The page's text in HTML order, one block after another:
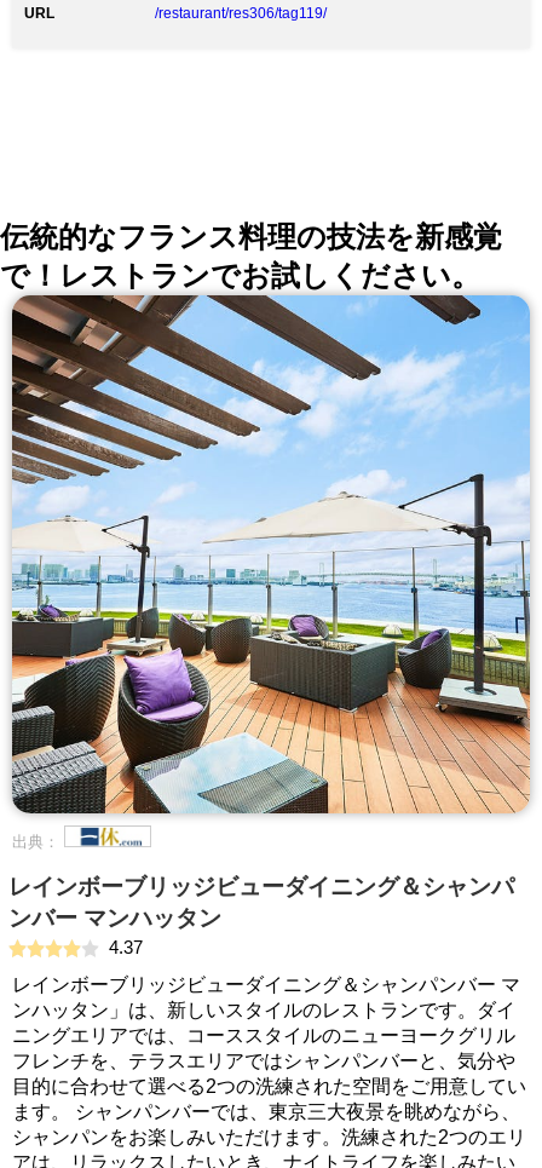
座】 自社農園栽培の旬野菜やチーズを使ったフォトジ
URL
/restaurant/res306/tag119/
伝統的なフランス料理の技法を新感覚
で！レストランでお試しください。
出典：
レインボーブリッジビューダイニング＆シャンパ
ンバー マンハッタン
4.37
レインボーブリッジビューダイニング＆シャンパンバー マ
ンハッタン」は、新しいスタイルのレストランです。ダイ
ニングエリアでは、コーススタイルのニューヨークグリル
フレンチを、テラスエリアではシャンパンバーと、気分や
目的に合わせて選べる2つの洗練された空間をご用意してい
ます。 シャンパンバーでは、東京三大夜景を眺めながら、
シャンパンをお楽しみいただけます。洗練された2つのエリ
アは、リラックスしたいとき、ナイトライフを楽しみたい